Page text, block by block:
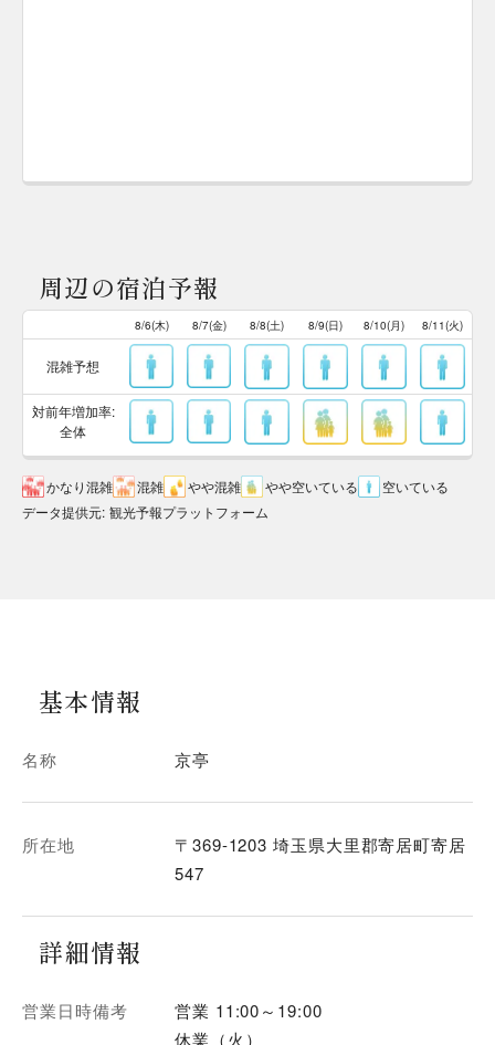
周辺の宿泊予報
8/6(木) 8/7(金) 8/8(土) 8/9(日) 8/10(月) 8/11(火)
混雑予想
対前年増加率:
全体
かなり混雑 混雑 やや混雑 やや空いている
空いている
データ提供元: 観光予報プラットフォーム
基本情報
名称 京亭
所在地
〒369-1203 埼玉県大里郡寄居町寄居
547
詳細情報
営業日時備考
営業 11:00～19:00
休業（火）